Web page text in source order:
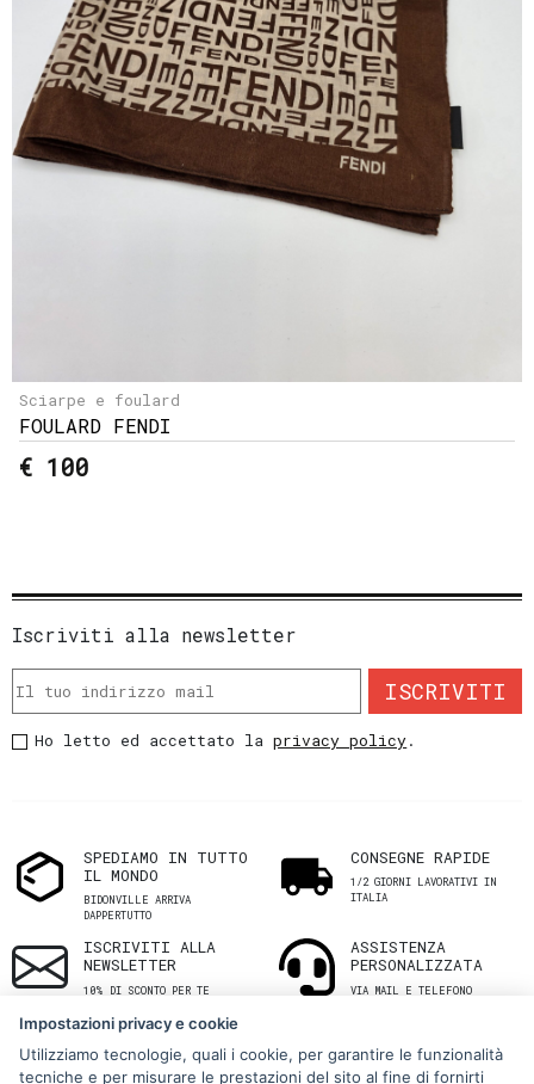
Sciarpe e foulard
FOULARD FENDI
€ 100
Iscriviti alla newsletter
ISCRIVITI
Ho letto ed accettato laprivacy policy.
SPEDIAMO IN TUTTO
IL MONDO
BIDONVILLE ARRIVA
DAPPERTUTTO
CONSEGNE RAPIDE
1/2 GIORNI LAVORATIVI IN
ITALIA
ISCRIVITI ALLA
NEWSLETTER
10% DI SCONTO PER TE
ASSISTENZA
PERSONALIZZATA
VIA MAIL E TELEFONO
Impostazioni privacy e cookie
Utilizziamo tecnologie, quali i cookie, per garantire le funzionalità
tecniche e per misurare le prestazioni del sito al fine di fornirti